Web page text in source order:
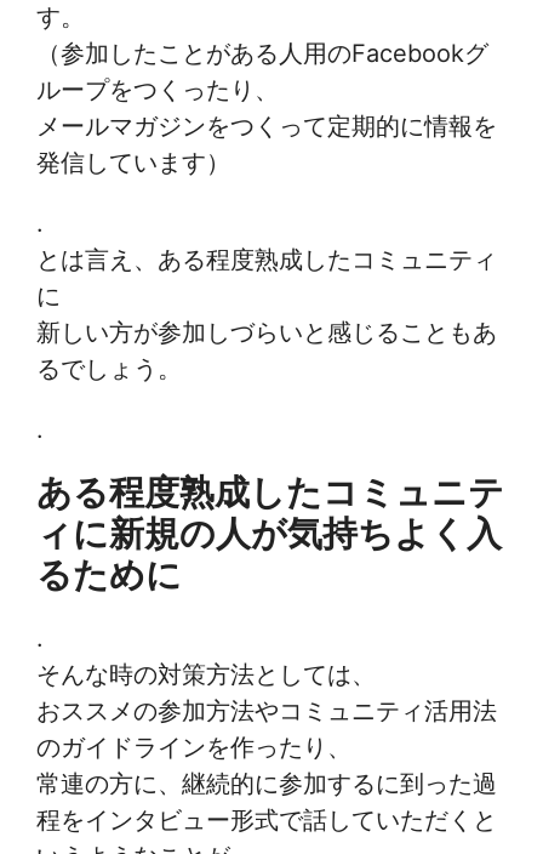
す。
（参加したことがある人用のFacebookグ
ループをつくったり、
メールマガジンをつくって定期的に情報を
発信しています）
.
とは言え、ある程度熟成したコミュニティ
に
新しい方が参加しづらいと感じることもあ
るでしょう。
.
ある程度熟成したコミュニテ
ィに新規の人が気持ちよく入
るために
.
そんな時の対策方法としては、
おススメの参加方法やコミュニティ活用法
のガイドラインを作ったり、
常連の方に、継続的に参加するに到った過
程をインタビュー形式で話していただくと